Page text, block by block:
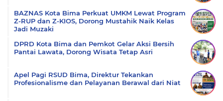
BAZNAS Kota Bima Perkuat UMKM Lewat Program
Z-RUP dan Z-KIOS, Dorong Mustahik Naik Kelas
Jadi Muzaki
DPRD Kota Bima dan Pemkot Gelar Aksi Bersih
Pantai Lawata, Dorong Wisata Tetap Asri
Apel Pagi RSUD Bima, Direktur Tekankan
Profesionalisme dan Pelayanan Berawal dari Niat